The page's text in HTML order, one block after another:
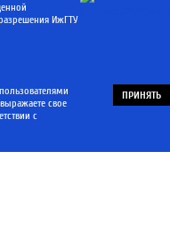
ИжГТУ
свое
с
ПРИНЯТЬ